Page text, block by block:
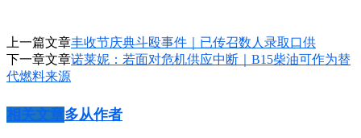
上一篇文章丰收节庆典斗殴事件｜已传召数人录取口供
下一章文章诺莱妮：若面对危机供应中断｜B15柴油可作为替
代燃料来源
相关文章多从作者